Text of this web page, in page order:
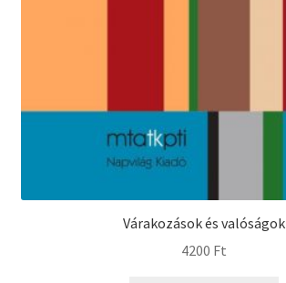
Várakozások és valóságok
4200 Ft